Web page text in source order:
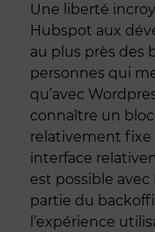
Une liberté
Hubspot aux
au plus près des
personnes qui
qu’avec
connaître un
relativement fixe
interface
est possible
partie du
l’expérience